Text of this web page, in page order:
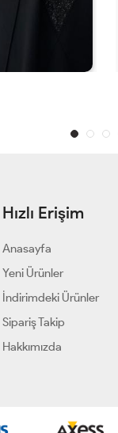
Hızlı Erişim
Anasayfa
Yeni Ürünler
İndirimdeki Ürünler
Sipariş Takip
Hakkımızda